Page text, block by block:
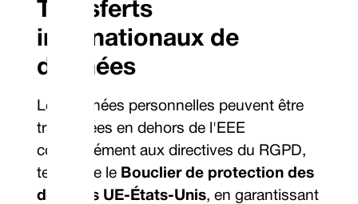
Transferts
internationaux de
données
Les données personnelles peuvent être
transférées en dehors de l'EEE
conformément aux directives du RGPD,
telles que le Bouclier de protection des
données UE-États-Unis, en garantissant